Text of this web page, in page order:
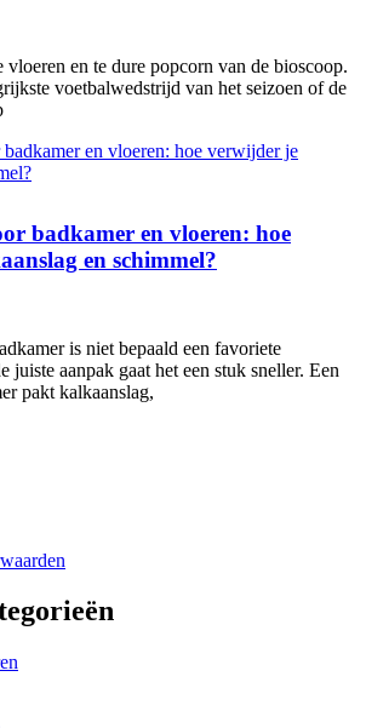
vloeren en te dure popcorn van de bioscoop.
voetbalwedstrijd van het seizoen of de
badkamer en vloeren: hoe
en schimmel?
is niet bepaald een favoriete
juiste aanpak gaat het een stuk sneller. Een
pakt kalkaanslag,